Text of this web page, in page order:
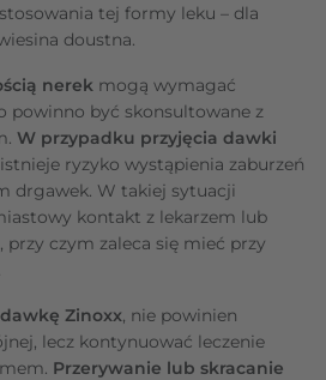
tej formy leku – dla
doustna.
nerek mogą wymagać
powinno być skonsultowane z
W przypadku przyjęcia dawki
istnieje ryzyko wystąpienia zaburzeń
drgawek. W takiej sytuacji
kontakt z lekarzem lub
przy czym zaleca się mieć przy
Zinoxx, nie powinien
lecz kontynuować leczenie
Przerywanie lub skracanie